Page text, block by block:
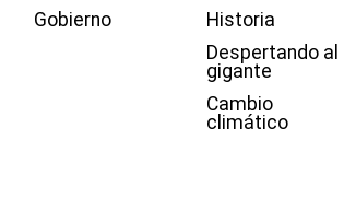
Gobierno
Historia
Despertando al
gigante
Cambio
climático